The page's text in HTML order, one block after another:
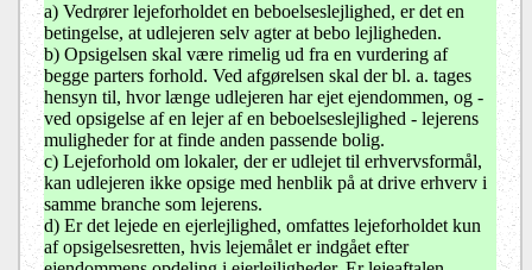
a) Vedrører lejeforholdet en beboelseslejlighed, er det en
betingelse, at udlejeren selv agter at bebo lejligheden.
b) Opsigelsen skal være rimelig ud fra en vurdering af
begge parters forhold. Ved afgørelsen skal der bl. a. tages
hensyn til, hvor længe udlejeren har ejet ejendommen, og -
ved opsigelse af en lejer af en beboelseslejlighed - lejerens
muligheder for at finde anden passende bolig.
c) Lejeforhold om lokaler, der er udlejet til erhvervsformål,
kan udlejeren ikke opsige med henblik på at drive erhverv i
samme branche som lejerens.
d) Er det lejede en ejerlejlighed, omfattes lejeforholdet kun
af opsigelsesretten, hvis lejemålet er indgået efter